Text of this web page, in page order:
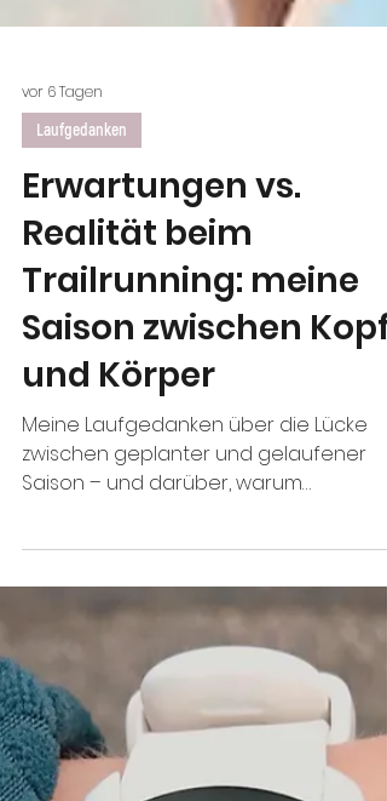
Erwartungen vs.
Realität beim
Trailrunning: meine
Saison zwischen Kopf
und Körper
Meine Laufgedanken über die Lücke
Saison – und darüber, warum
ausgerechnet der Trail der Ort
geworden ist, an dem diese Lücke
endlich aufhört, ein Problem zu sein.